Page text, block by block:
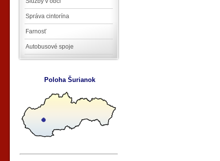
Správa cintorína
Farnosť
Autobusové spoje
Poloha Šurianok